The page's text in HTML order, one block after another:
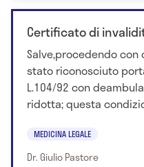
Certificato di
Salve,procedendo
stato riconosciuto
L.104/92 con
ridotta; questa
MEDICINA LEGALE
Dr. Giulio Pastore